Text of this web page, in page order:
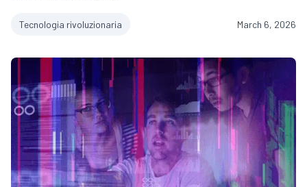
Tecnologia rivoluzionaria March 6, 2026